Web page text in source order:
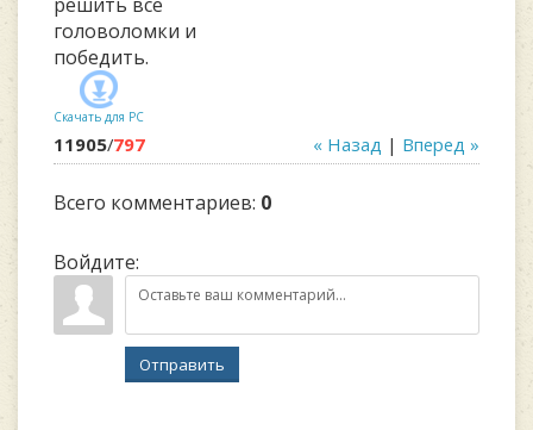
головоломки и
победить.
Скачать для PC
« Назад | Вперед »
11905/797
Всего комментариев: 0
Войдите:
Отправить